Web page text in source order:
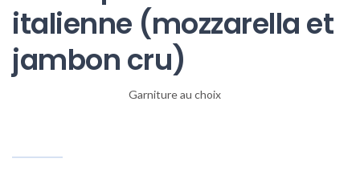
italienne (mozzarella et
jambon cru)
Garniture au choix